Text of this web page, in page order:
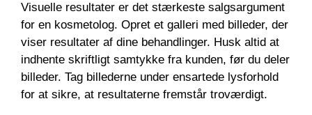
Visuelle resultater er det stærkeste salgsargument
for en kosmetolog. Opret et galleri med billeder, der
viser resultater af dine behandlinger. Husk altid at
indhente skriftligt samtykke fra kunden, før du deler
billeder. Tag billederne under ensartede lysforhold
for at sikre, at resultaterne fremstår troværdigt.